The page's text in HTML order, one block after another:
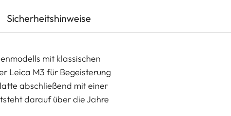
Sicherheitshinweise
mit klassischen
Leica M3 für Begeisterung
abschließend mit einer
darauf über die Jahre